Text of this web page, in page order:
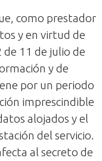
como prestador
y en virtud de
11 de julio de
y de
por un periodo
imprescindible
alojados y el
del servicio.
al secreto de